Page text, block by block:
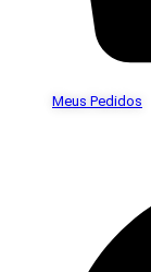
Meus Pedidos